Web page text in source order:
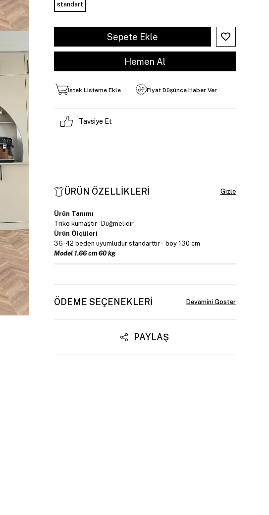
standart
İstek Listeme Ekle Fiyat Düşünce Haber Ver
Tavsiye Et
ÜRÜN ÖZELLIKLERI
Ürün Tanımı
Triko kumaştır - Düğmelidir
Ürün Ölçüleri
36-42 beden uyumludur standarttır - boy 130 cm
Model 1.66 cm 60 kg
ÖDEME SEÇENEKLERI
PAYLAŞ